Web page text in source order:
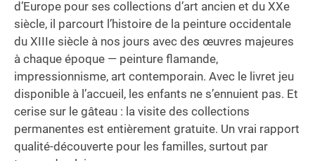
d’Europe pour ses collections d’art ancien et du XXe
siècle, il parcourt l’histoire de la peinture occidentale
du XIIIe siècle à nos jours avec des œuvres majeures
à chaque époque — peinture flamande,
impressionnisme, art contemporain. Avec le livret jeu
disponible à l’accueil, les enfants ne s’ennuient pas. Et
cerise sur le gâteau : la visite des collections
permanentes est entièrement gratuite. Un vrai rapport
qualité-découverte pour les familles, surtout par